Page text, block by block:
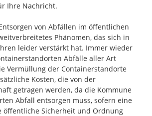
Ihre Nachricht.
von Abfällen im öffentlichen
Phänomen, das sich in
leider verstärkt hat. Immer wieder
Abfälle aller Art
Vermüllung der Containerstandorte
Kosten, die von der
getragen werden, da die Kommune
Abfall entsorgen muss, sofern eine
öffentliche Sicherheit und Ordnung